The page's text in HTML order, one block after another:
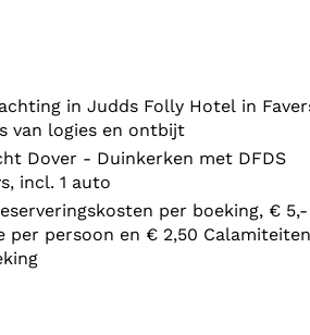
in Judds Folly Hotel in
van logies en ontbijt
Dover - Duinkerken met DFDS
incl. 1 auto
per boeking, € 5,-
per persoon en € 2,50